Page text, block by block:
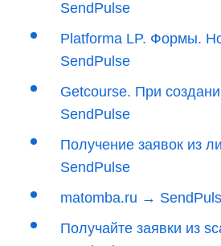
SendPulse
Platforma LP. Формы.
SendPulse
Getcourse. При
SendPulse
Получение заявок из
SendPulse
matomba.ru →
Получайте заявки из